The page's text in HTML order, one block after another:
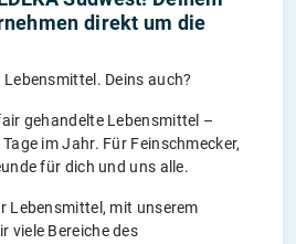
direkt um die
Deins auch?
gehandelte Lebensmittel –
im Jahr. Für Feinschmecker,
für dich und uns alle.
Lebensmittel, mit unserem
viele Bereiche des